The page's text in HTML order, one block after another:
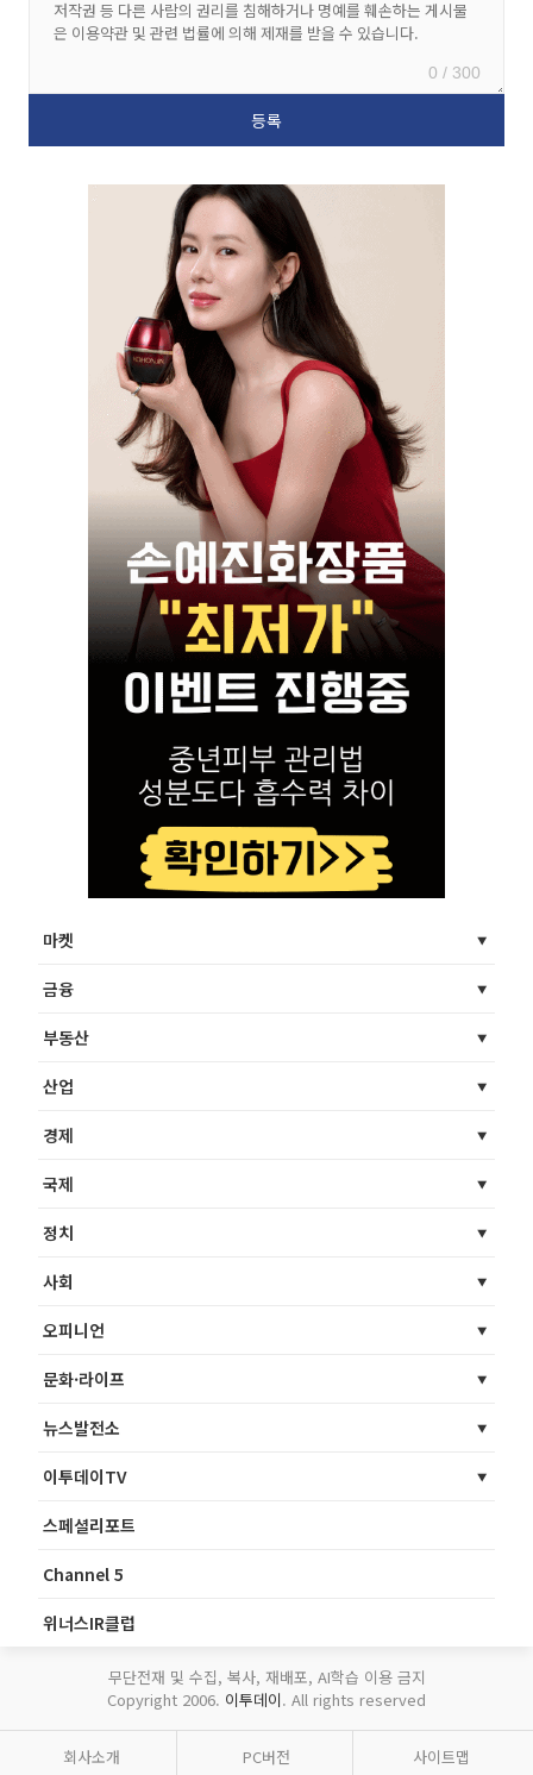
0 / 300
마켓
금융
부동산
산업
경제
국제
정치
사회
오피니언
문화·라이프
뉴스발전소
이투데이TV
스페셜리포트
Channel 5
위너스IR클럽
무단전재 및 수집, 복사, 재배포, AI학습 이용 금지
Copyright 2006. 이투데이. All rights reserved
회사소개 PC버전 사이트맵